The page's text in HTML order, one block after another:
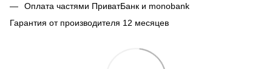
Оплата частями ПриватБанк и monobank
Гарантия от производителя 12 месяцев